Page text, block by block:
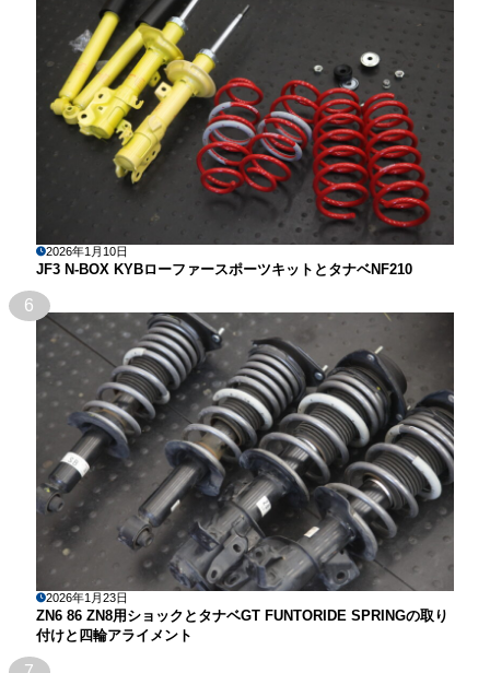
2026年1月10日
JF3 N-BOX KYBローファースポーツキットとタナベNF210
6
2026年1月23日
ZN6 86 ZN8用ショックとタナベGT FUNTORIDE SPRINGの取り
付けと四輪アライメント